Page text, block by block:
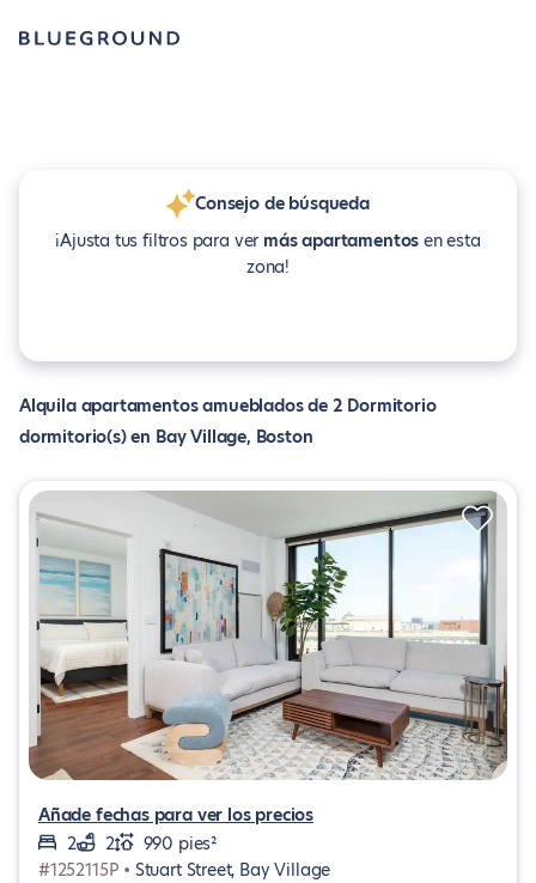
Consejo de búsqueda
¡Ajusta tus filtros para ver más apartamentos en esta
zona!
Alquila apartamentos amueblados de 2 Dormitorio
dormitorio(s) en Bay Village, Boston
Añade fechas para ver los precios
2
2
990 pies²
#1252115P • Stuart Street, Bay Village